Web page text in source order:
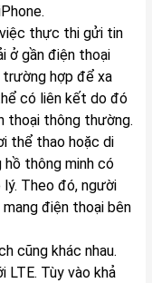
thực thi gửi tin
ở gần điện thoại
hợp để xa
có liên kết do đó
thoại thông thường.
thể thao hoặc di
thông minh có
Theo đó, người
điện thoại bên
cũng khác nhau.
LTE. Tùy vào khả